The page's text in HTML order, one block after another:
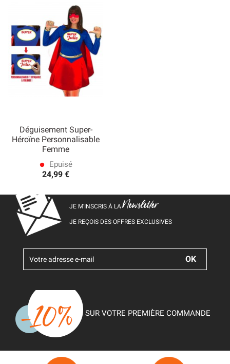
Déguisement Super-
Héroïne Personnalisable
Femme
lens Epuisé
24,99 €
JE M’INSCRIS À LANewsletter
JE REÇOIS DES OFFRES EXCLUSIVES
SUR VOTRE PREMIÈRE COMMANDE